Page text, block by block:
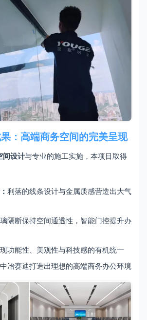
：高端商务空间的完美呈现
间设计与专业的施工实施，本项目取得
利落的线条设计与金属质感营造出大气
隔断保持空间通透性，智能门控提升办
功能性、美观性与科技感的有机统一
冶赛迪打造出理想的高端商务办公环境